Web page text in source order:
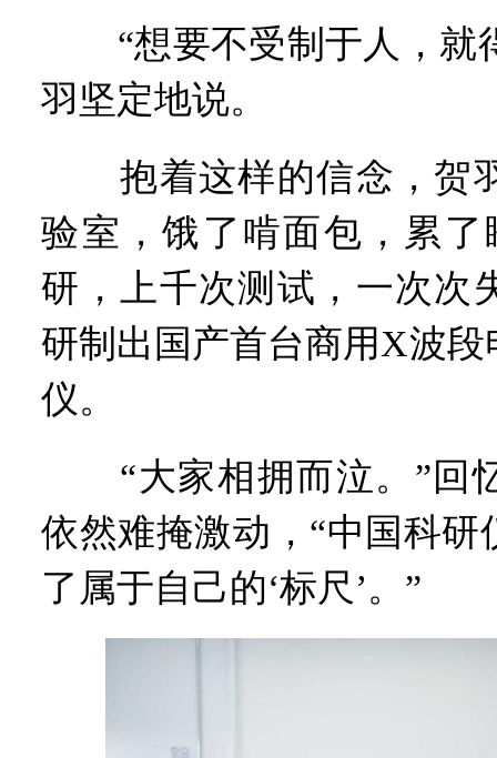
“想要不受制于人，就得
羽坚定地说。
抱着这样的信念，贺
验室，饿了啃面包，累
研，上千次测试，一次次
研制出国产首台商用X波
仪。
“大家相拥而泣。”回
依然难掩激动，“中国科研
了属于自己的‘标尺’。”